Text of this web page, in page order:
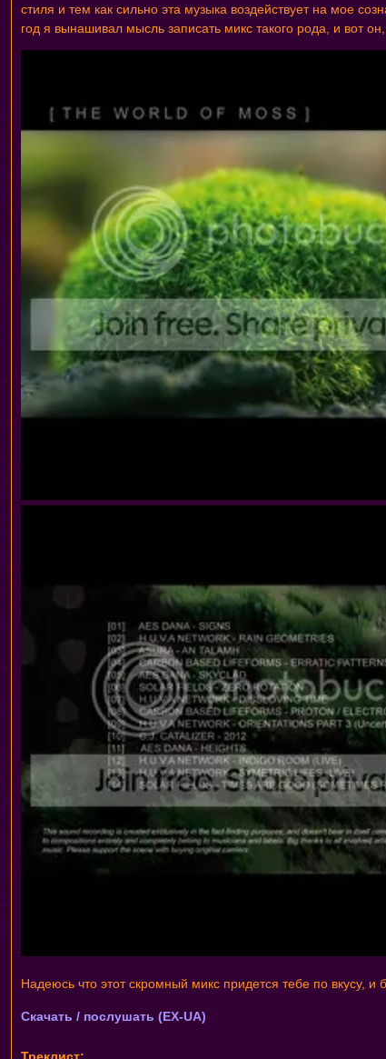
стиля и тем как сильно эта музыка воздействует на мое
год я вынашивал мысль записать микс такого рода, и вот
Надеюсь что этот скромный микс придется тебе по вкусу,
Скачать / послушать (EX-UA)
Треклист: